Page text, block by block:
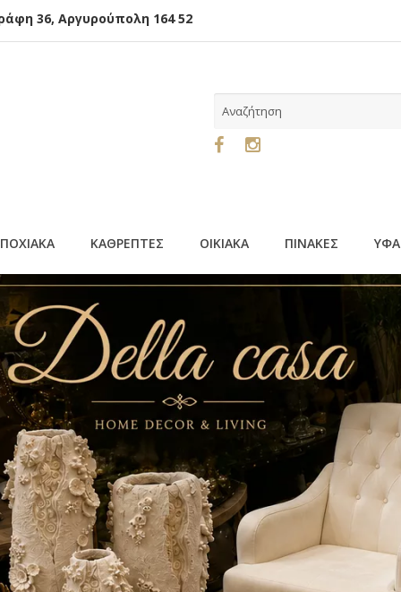
36, Αργυρούπολη 164 52
ΚΑΘΡΕΠΤΕΣ ΟΙΚΙΑΚΑ ΠΙΝΑΚΕΣ